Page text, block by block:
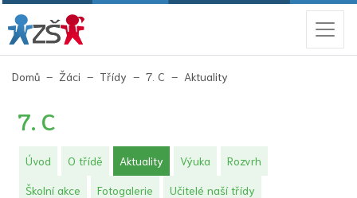
Domů Žáci Třídy 7. C Aktuality
7. C
Úvod O třídě Aktuality(aktuální)
Výuka Rozvrh
Školní akce Fotogalerie Učitelé naší třídy